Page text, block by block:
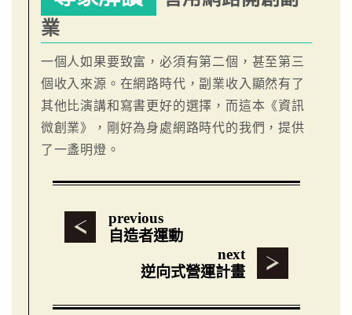
業
一個人如果要致富，必須有第二個，甚至第三
個收入來源。在網路時代，副業收入顯然有了
其他比演講和寫書更好的選擇，而這本《資訊
微創業》，剛好為身處網路時代的我們，提供
了一盞明燈。
previous
自造者運動
next
逆向式營運計畫